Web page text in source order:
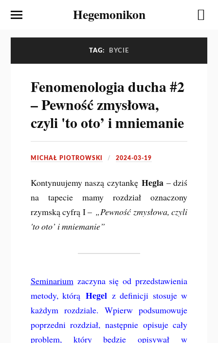
Hegemonikon
TAG: BYCIE
Fenomenologia ducha #2
– Pewność zmysłowa,
czyli 'to oto’ i mniemanie
MICHAŁ PIOTROWSKI 2024-03-19
Kontynuujemy naszą czytankęHegla – dziś
na tapecie mamy rozdział oznaczony
rzymską cyfrą I – „Pewność zmysłowa, czyli
'to oto’ i mniemanie”
Seminarium zaczyna się od przedstawienia
metody, którą Hegelz definicji stosuje w
każdym rozdziale. Wpierw podsumowuje
poprzedni rozdział, następnie opisuje cały
problem, który będzie opisywał w